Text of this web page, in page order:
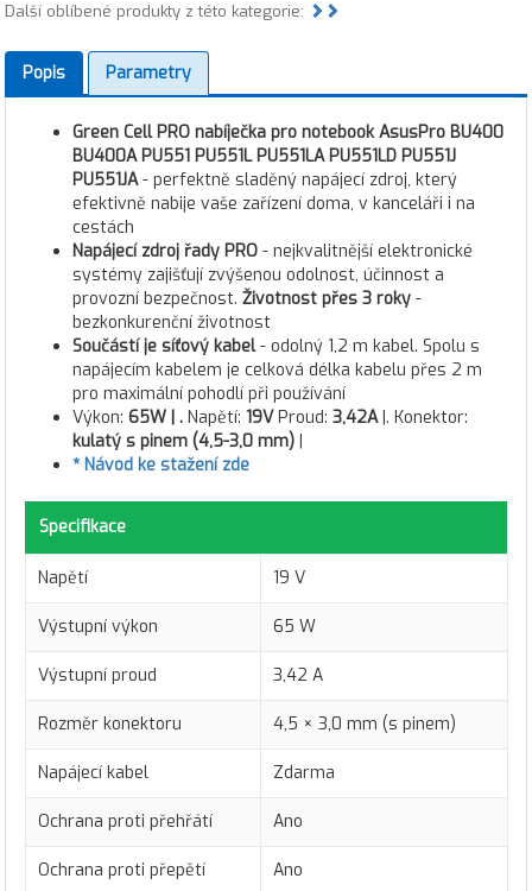
Další oblíbené produkty z této kategorie:
Popis Parametry
Green Cell PRO nabíječka pro notebook AsusPro BU400
BU400A PU551 PU551L PU551LA PU551LD PU551J
PU551JA- perfektně sladěný napájecí zdroj, který
efektivně nabije vaše zařízení doma, v kanceláři i na
cestách
Napájecí zdroj řady PRO - nejkvalitnější elektronické
systémy zajišťují zvýšenou odolnost, účinnost a
provozní bezpečnost. Životnost přes 3 roky -
bezkonkurenční životnost
Součástí je síťový kabel- odolný 1,2 m kabel. Spolu s
napájecím kabelem je celková délka kabelu přes 2 m
pro maximální pohodlí při používání
Výkon: 65W | . Napětí: 19VProud: 3,42A|. Konektor:
kulatý s pinem (4,5-3,0 mm) |
* Návod ke stažení zde
Specifikace
Napětí 19 V
Výstupní výkon 65 W
Výstupní proud 3,42 A
Rozměr konektoru 4,5 × 3,0 mm (s pinem)
Napájecí kabel Zdarma
Ochrana proti přehřátí Ano
Ochrana proti přepětí Ano